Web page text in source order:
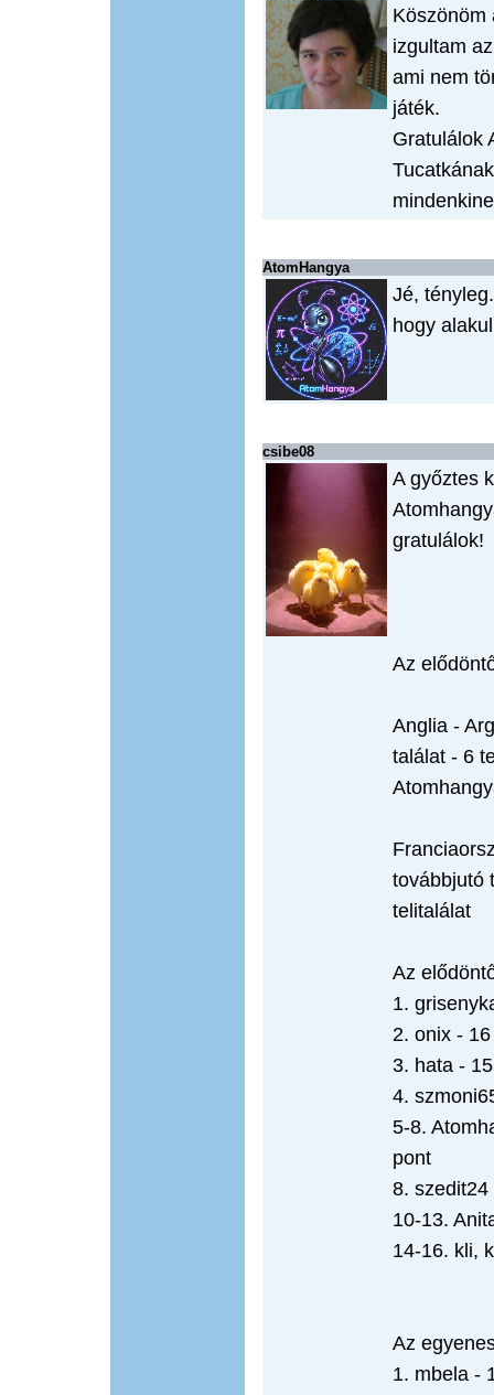
Köszönöm
izgultam
ami nem
játék.
Gratulálok
AtomHangya
Jé,
hogy
csibe08
A győztes
gratulálok!
Az
Anglia -
találat - 6
továbbjutó
telitalálat
Az
1.
2. onix -
3. hata -
4.
5-8.
pont
8. szedit24
10-13.
14-16. kli,
Az
1. mbela -